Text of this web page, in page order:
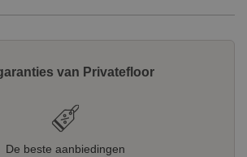
van Privatefloor
De beste aanbiedingen